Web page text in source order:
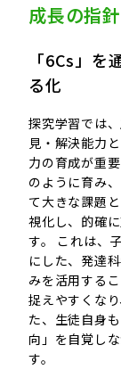
成長の指
「6Cs」を
る化
探究学習では
見・解決能力
力の育成が重
のように育み
て大きな課題
視化し、的確
す。 これは、
にした、発達
みを活用する
捉えやすくな
た、生徒自身
向」を自覚し
す。